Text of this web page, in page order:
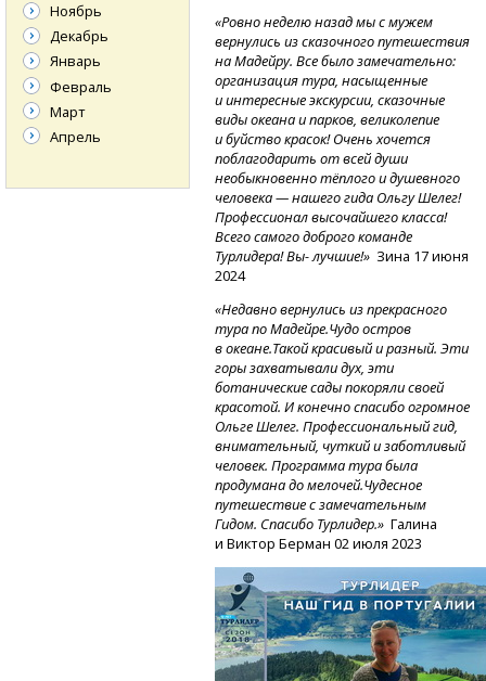
«Ровно неделю назад мы с мужем
вернулись из сказочного путешествия
на Мадейру. Все было замечательно:
организация тура, насыщенные
и интересные экскурсии, сказочные
виды океана и парков, великолепие
и буйство красок! Очень хочется
поблагодарить от всей души
необыкновенно тёплого и душевного
человека — нашего гида Ольгу Шелег!
Профессионал высочайшего класса!
Всего самого доброго команде
Турлидера! Вы- лучшие!» Зина 17 июня
2024
«Недавно вернулись из прекрасного
тура по Мадейре.Чудо остров
в океане.Такой красивый и разный. Эти
горы захватывали дух, эти
ботанические сады покоряли своей
красотой. И конечно спасибо огромное
Ольге Шелег. Профессиональный гид,
внимательный, чуткий и заботливый
человек. Программа тура была
продумана до мелочей.Чудесное
путешествие с замечательным
Гидом. Спасибо Турлидер.» Галина
и Виктор Берман 02 июля 2023
Ноябрь
Декабрь
Январь
Февраль
Март
Апрель